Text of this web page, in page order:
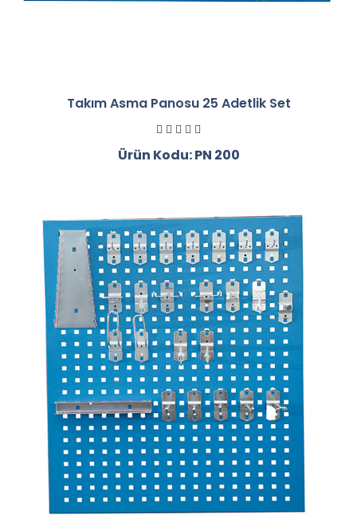
Takım Asma Panosu 25 Adetlik Set
Ürün Kodu: PN 200